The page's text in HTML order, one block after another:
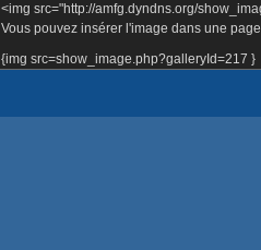
<img src="http://amfg.dyndns.org/
Vous pouvez insérer l'image dans une
{img src=show_image.php?galleryId=217 }